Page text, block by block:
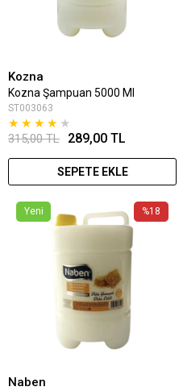
Kozna
Kozna Şampuan 5000 Ml
ST003063
★ ★ ★ ★ ★
289,00 TL
315,00 TL
SEPETE EKLE
%18
Yeni
Naben